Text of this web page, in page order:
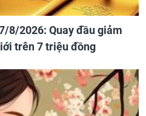
8/2026: Quay đầu giảm
trên 7 triệu đồng